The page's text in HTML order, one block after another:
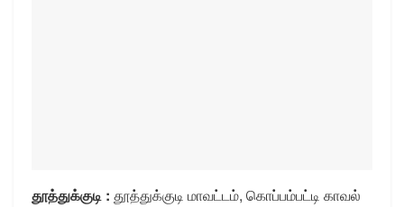
தூத்துக்குடி : தூத்துக்குடி மாவட்டம், கொப்பம்பட்டி காவல்